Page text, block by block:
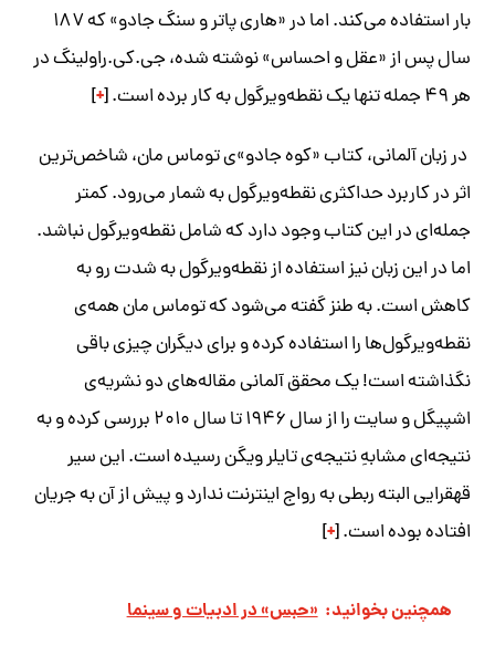
بار استفاده می‌کند. اما در «هاری پاتر و سنگ جادو» که ۱۸۷
سال پس از «عقل و احساس» نوشته شده، جی‌.کی.‌راولینگ در
هر ۴۹ جمله تنها یک نقطه‌ویرگول به کار برده است. [
+
]
در زبان آلمانی، کتاب «کوه جادو»ی توماس مان، شاخص‌ترین
اثر در کاربرد حداکثری نقطه‌ویرگول به شمار می‌رود. کمتر
جمله‌ای در این کتاب وجود دارد که شامل نقطه‌ویرگول نباشد.
اما در این زبان نیز استفاده از نقطه‌ویرگول به شدت رو به
کاهش است. به طنز گفته می‌شود که توماس مان همه‌ی
نقطه‌ویرگول‌ها را استفاده کرده و برای دیگران چیزی باقی
نگذاشته است! یک محقق آلمانی مقاله‌های دو نشریه‌ی
اشپیگل و سایت را از سال ۱۹۴۶ تا سال ۲۰۱۰ بررسی کرده و به
نتیجه‌ای مشابهِ نتیجه‌ی تایلر ویگن رسیده است. این سیر
قهقرایی البته ربطی به رواج اینترنت ندارد و پیش از آن به جریان
افتاده بوده است. [+
]
همچنین بخوانید: «حبس» در ادبیات و سینما